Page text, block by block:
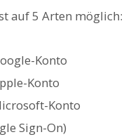
auf 5 Arten möglich:
Konto
Konto
Konto
Sign-On)